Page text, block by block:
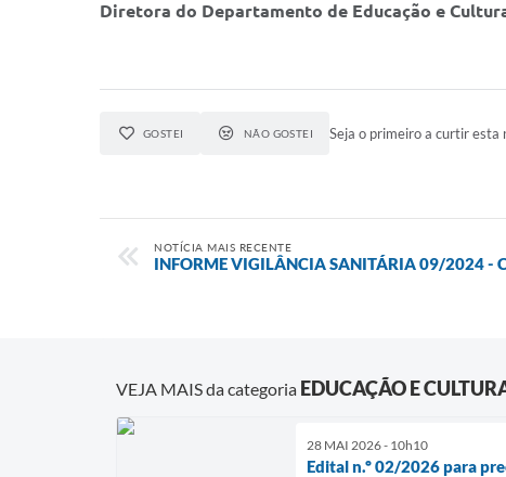
Diretora do Departamento de Educação e
GOSTEI NÃO GOSTEI Seja o primeiro a curtir esta
NOTÍCIA MAIS RECENTE
INFORME VIGILÂNCIA SANITÁRIA 09/2024 -
VEJA MAIS da categoria EDUCAÇÃO E
28 MAI 2026 - 10h10
Edital n.º 02/2026 para